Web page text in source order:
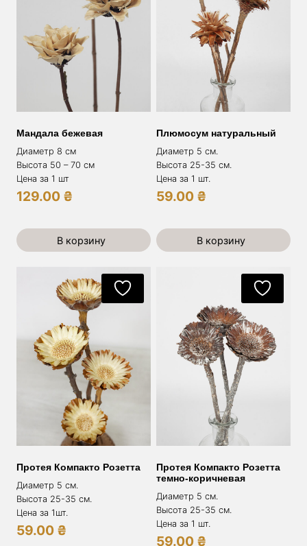
Мандала бежевая
Диаметр 8 см
Высота 50 – 70 см
Цена за 1 шт
129.00 ₴
В корзину
Плюмосум натуральный
Диаметр 5 см.
Высота 25-35 см.
Цена за 1 шт.
59.00 ₴
В корзину
Протея Компакто Розетта
Диаметр 5 см.
Высота 25-35 см.
Цена за 1шт.
59.00 ₴
Протея Компакто Розетта
темно-коричневая
Диаметр 5 см.
Высота 25-35 см.
Цена за 1 шт.
59.00 ₴